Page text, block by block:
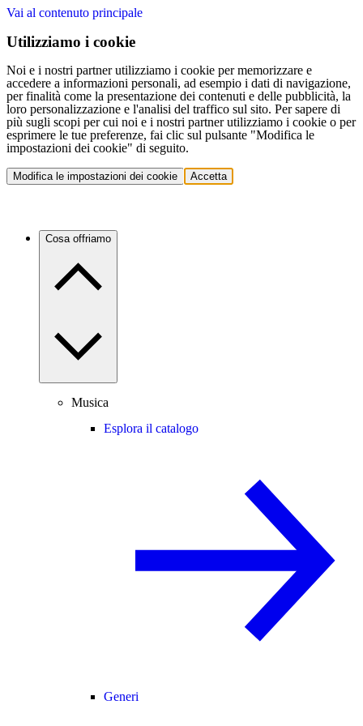
Vai al contenuto principale
Utilizziamo i cookie
Noi e i nostri partner utilizziamo i cookie per memorizzare e
accedere a informazioni personali, ad esempio i dati di navigazione,
per finalità come la presentazione dei contenuti e delle pubblicità, la
loro personalizzazione e l'analisi del traffico sul sito. Per sapere di
più sugli scopi per cui noi e i nostri partner utilizziamo i cookie o per
esprimere le tue preferenze, fai clic sul pulsante "Modifica le
impostazioni dei cookie" di seguito.
Modifica le impostazioni dei cookie Accetta
Cosa offriamo
Musica
Esplora il catalogo
Generi